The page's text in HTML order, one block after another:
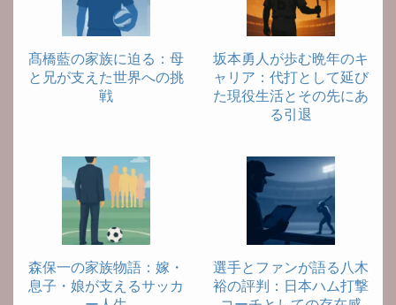
髙橋藍の家族に迫る：母
と兄が支えた世界への挑
戦
坂本勇人が歩む晩年のキ
ャリア：代打として延び
た現役生活とその先にあ
る引退
森保一の家族物語：嫁・
息子・娘が支えるサッカ
選手とファンが語る八木
裕の評判：日本ハム打撃